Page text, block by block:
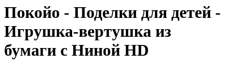
Покойо - Поделки для детей -
Игрушка-вертушка из
бумаги с Ниной HD